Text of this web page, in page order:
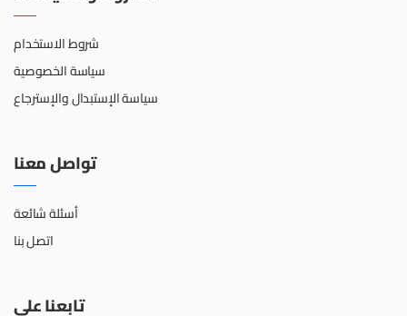
شروط الاستخدام
سياسة الخصوصية
سياسة الإستبدال والإسترجاع
تواصل معنا
أسئلة شائعة
اتصل بنا
تابعنا على